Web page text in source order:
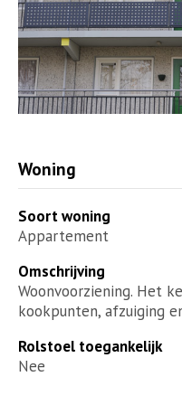
Woning
Soort woning
Appartement
Omschrijving
Woonvoorziening. Het
kookpunten, afzuiging
Rolstoel toegankelijk
Nee